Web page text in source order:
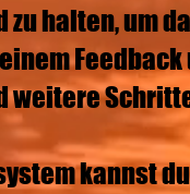
halten, um
weitere
kannst